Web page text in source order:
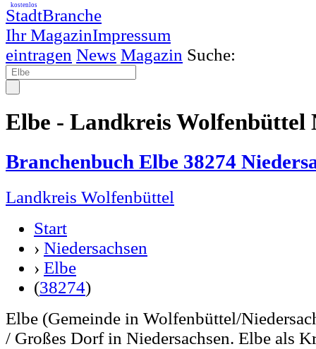
StadtBranche
Ihr MagazinImpressum
kostenlos
eintragen News Magazin Suche:
Elbe - Landkreis Wolfenbüttel
Branchenbuch Elbe 38274
Landkreis Wolfenbüttel
Start
› Niedersachsen
› Elbe
(38274)
Elbe (Gemeinde in Wolfenbüttel/
/ Großes Dorf in Niedersachsen. Elbe als